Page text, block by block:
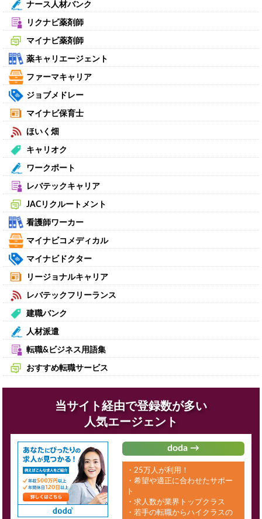
ナース人材バンク
リクナビ薬剤師
マイナビ薬剤師
薬キャリエージェント
ファーマキャリア
ジョブメドレー
マイナビ保育士
ほいく畑
キャリオク
ワークポート
レバテックキャリア
JACリクルートメント
看護師ワーカー
マイナビコメディカル
マイナビドクター
リージョナルキャリア
レバテックフリーランス
建職バンク
人材派遣
転職&ビジネス用語集
おすすめ転職サービス
当サイト経由で登録数が多い
人気エージェント
doda →
・25万人が利用！
・希望や適正に合わせたサポー
ト
・求人数が業界トップクラス
・若手の転職からハイクラスの